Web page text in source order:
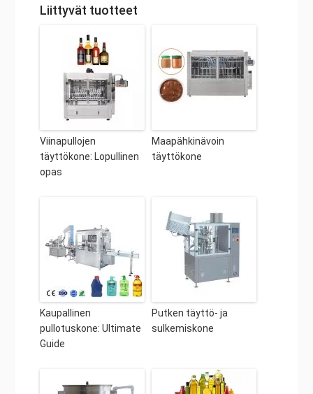
Liittyvät tuotteet
Viinapullojen
täyttökone: Lopullinen
opas
Maapähkinävoin
täyttökone
Kaupallinen
pullotuskone: Ultimate
Guide
Putken täyttö- ja
sulkemiskone